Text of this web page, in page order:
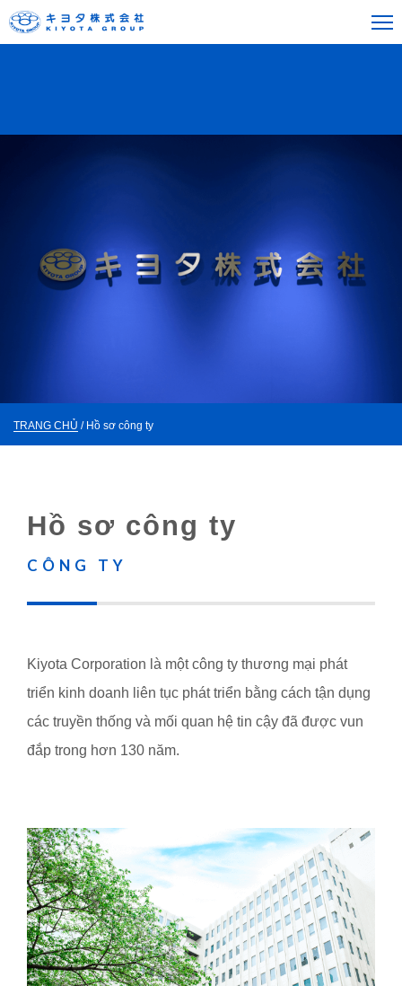
TRANG CHỦ / Hồ sơ công ty
Hồ sơ công ty
CÔNG TY
Kiyota Corporation là một công ty thương mại phát
triển kinh doanh liên tục phát triển bằng cách tận dụng
các truyền thống và mối quan hệ tin cậy đã được vun
đắp trong hơn 130 năm.